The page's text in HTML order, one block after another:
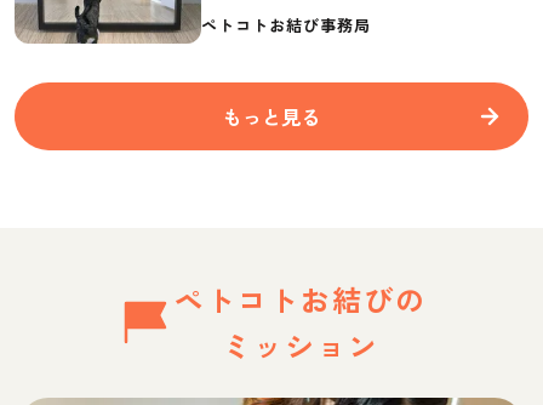
要なものを紹介
ペトコトお結び事務局
もっと見る
ペトコトお結びの
ミッション